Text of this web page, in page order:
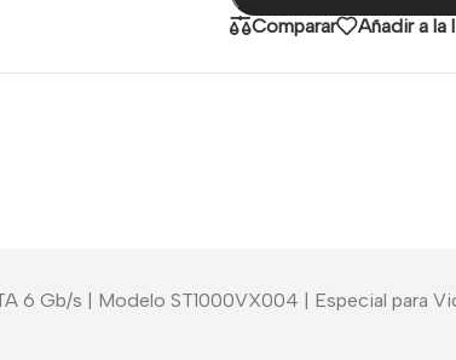
Comparar Añadir a
6 Gb/s | Modelo ST1000VX004 | Especial para